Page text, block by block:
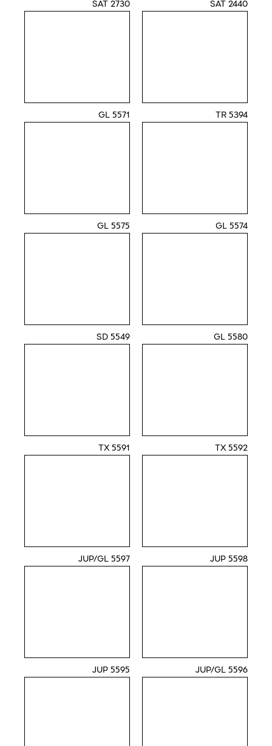
2440 SAT
2730 SAT
5394 TR
5571 GL
5574 GL
5575 GL
5580 GL
5549 SD
5592 TX
5591 TX
5598 JUP
5597 JUP/GL
5596 JUP/GL
5595 JUP